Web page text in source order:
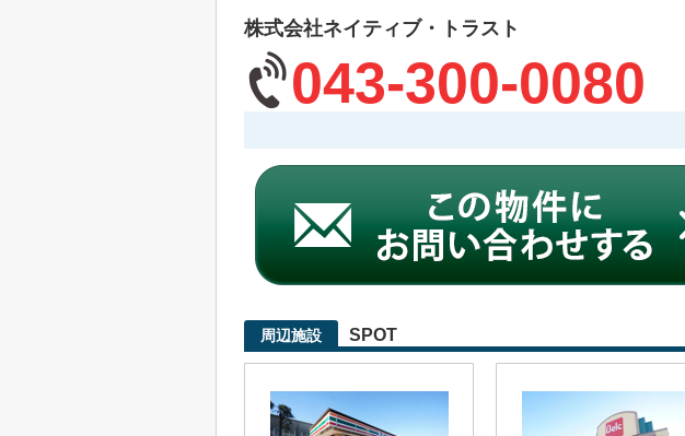
株式会社ネイティブ・トラスト
043-300-0080
周辺施設 SPOT